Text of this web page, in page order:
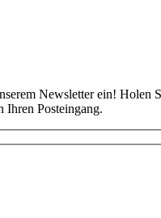
Newsletter ein! Holen
Ihren Posteingang.